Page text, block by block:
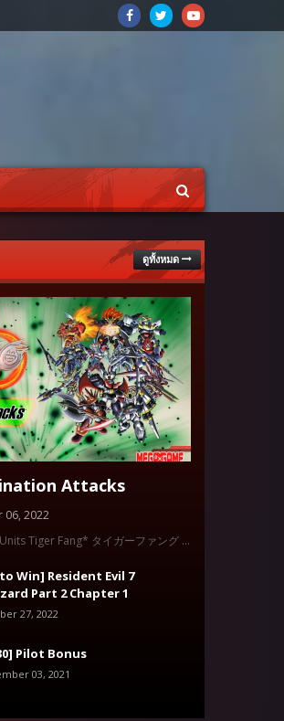
ดูทั้งหมด
Attacks
06, 2022
Tiger Fang* タイガーファング …
Win] Resident Evil 7
Part 2 Chapter 1
27, 2022
Pilot Bonus
03, 2021